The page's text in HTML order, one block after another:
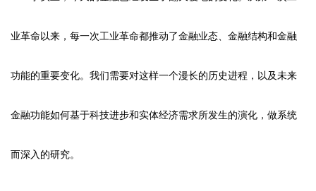
业革命以来，每一次工业革命都推动了金融业态、金融结构和金融
功能的重要变化。我们需要对这样一个漫长的历史进程，以及未来
金融功能如何基于科技进步和实体经济需求所发生的演化，做系统
而深入的研究。